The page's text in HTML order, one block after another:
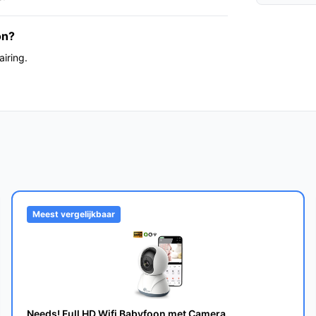
op dit model.
als vaste plaatsing; een
(dual-band aanwezig) en
en netwerk aansluiting voldoen aan jouw
Meest vergelijkbaar
Needs! Full HD Wifi Babyfoon met Camera